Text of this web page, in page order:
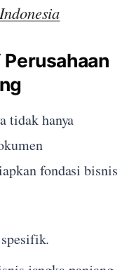
tidak hanya
fondasi bisnis